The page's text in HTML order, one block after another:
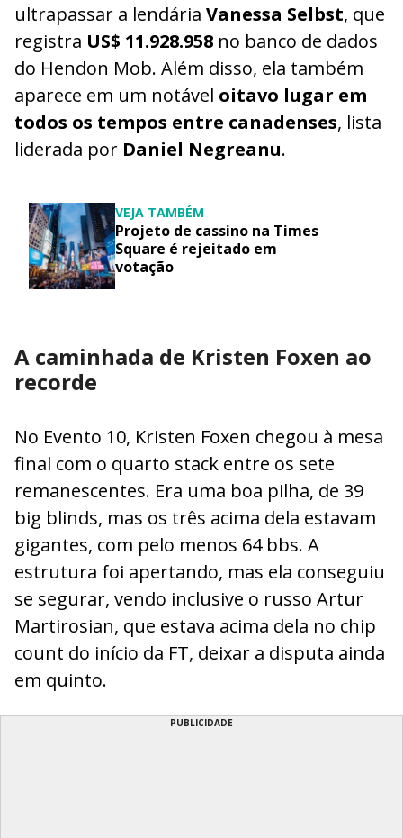
ultrapassar a lendária Vanessa Selbst, que
registra US$ 11.928.958 no banco de dados
do Hendon Mob. Além disso, ela também
aparece em um notável oitavo lugar em
todos os tempos entre canadenses, lista
liderada por Daniel Negreanu.
VEJA TAMBÉM
Projeto de cassino na Times
Square é rejeitado em
votação
A caminhada de Kristen Foxen ao
recorde
No Evento 10, Kristen Foxen chegou à mesa
final com o quarto stack entre os sete
remanescentes. Era uma boa pilha, de 39
big blinds, mas os três acima dela estavam
gigantes, com pelo menos 64 bbs. A
estrutura foi apertando, mas ela conseguiu
se segurar, vendo inclusive o russo Artur
Martirosian, que estava acima dela no chip
count do início da FT, deixar a disputa ainda
em quinto.
PUBLICIDADE